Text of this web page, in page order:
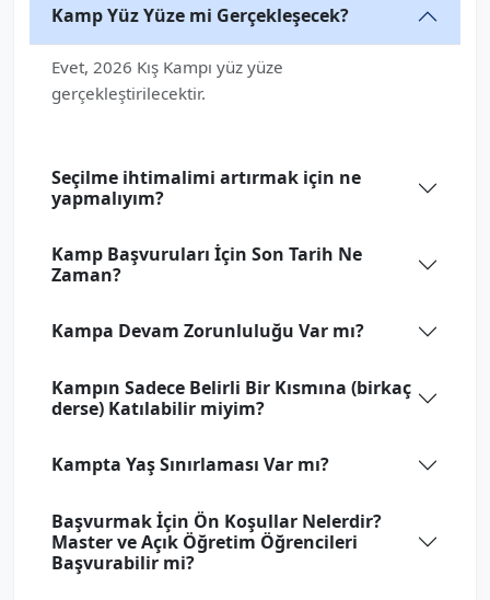
Kamp Yüz Yüze mi Gerçekleşecek?
Evet, 2026 Kış Kampı yüz yüze
gerçekleştirilecektir.
Seçilme ihtimalimi artırmak için ne
yapmalıyım?
Kamp Başvuruları İçin Son Tarih Ne
Zaman?
Kampa Devam Zorunluluğu Var mı?
Kampın Sadece Belirli Bir Kısmına (birkaç
derse) Katılabilir miyim?
Kampta Yaş Sınırlaması Var mı?
Başvurmak İçin Ön Koşullar Nelerdir?
Master ve Açık Öğretim Öğrencileri
Başvurabilir mi?